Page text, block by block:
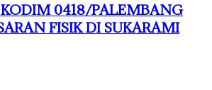
0418/PALEMBANG
FISIK DI SUKARAMI